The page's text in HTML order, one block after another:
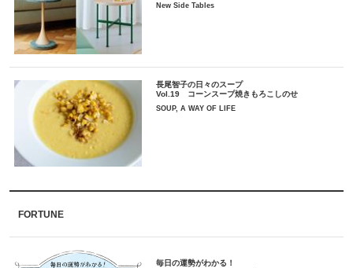
New Side Tables
長尾智子の日々のスープ
Vol.19 コーンスープ焼きもろこしのせ
SOUP, A WAY OF LIFE
FORTUNE
毎日の運勢がわかる！